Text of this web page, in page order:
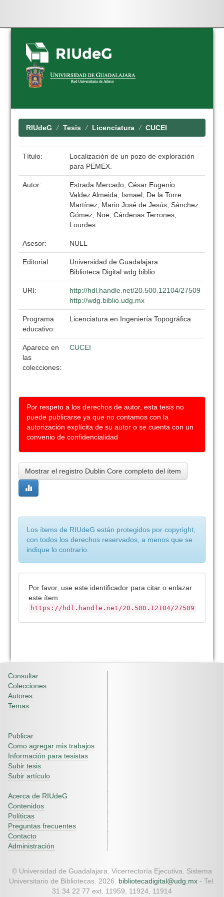
Skip
navigation
RIUdeG Tesis Licenciatura CUCEI
Título:
Localización de un pozo de exploración
para PEMEX.
Autor:
Estrada Mercado, César Eugenio
Valdez Almeida, Ismael; De la Torre
Martínez, Mario José de Jesús; Sánchez
Gómez, Noe; Cárdenas Terrones,
Lourdes
Asesor: NULL
Editorial:
Universidad de Guadalajara
Biblioteca Digital wdg.biblio
URI:
http://hdl.handle.net/20.500.12104/27509
http://wdg.biblio.udg.mx
Programa
educativo:
Licenciatura en Ingeniería Topográfica
Aparece en
las
colecciones:
CUCEI
Por respeto a los derechos de autor, esta tesis no
puede publicarse ya que no contamos con la
autorización explícita de su autor o se cuenta con un
convenio de confidencialidad
Mostrar el registro Dublin Core completo del ítem
Los ítems de RIUdeG están protegidos por copyright,
con todos los derechos reservados, a menos que se
indique lo contrario.
Por favor, use este identificador para citar o enlazar
este ítem:
https://hdl.handle.net/20.500.12104/27509
Consultar
Colecciones
Autores
Temas
Publicar
Como agregar mis trabajos
Información para tesistas
Subir tesis
Subir artículo
Acerca de RIUdeG
Contenidos
Políticas
Preguntas frecuentes
Contacto
Administración
© Universidad de Guadalajara. Vicerrectoría Ejecutiva. Sistema
Universitario de Bibliotecas. 2026. bibliotecadigital@udg.mx - Tel.
31 34 22 77 ext. 11959, 11924, 11914